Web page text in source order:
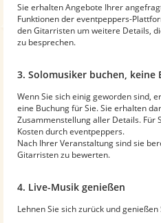
Sie erhalten Angebote Ihrer
Funktionen der eventpeppers-
den Gitarristen um weitere Details,
zu besprechen.
3. Solomusiker buchen, keine
Wenn Sie sich einig geworden sind,
eine Buchung für Sie. Sie erhalten
Zusammenstellung aller Details. Für
Kosten durch eventpeppers.
Nach Ihrer Veranstaltung sind sie
Gitarristen zu bewerten.
4. Live-Musik genießen
Lehnen Sie sich zurück und